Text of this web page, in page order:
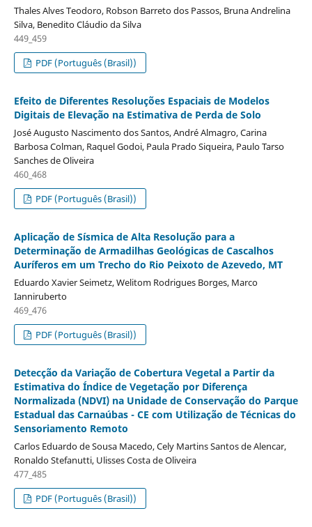
Thales Alves Teodoro, Robson Barreto dos Passos, Bruna Andrelina
Silva, Benedito Cláudio da Silva
449_459
PDF (Português (Brasil))
Efeito de Diferentes Resoluções Espaciais de Modelos
Digitais de Elevação na Estimativa de Perda de Solo
José Augusto Nascimento dos Santos, André Almagro, Carina
Barbosa Colman, Raquel Godoi, Paula Prado Siqueira, Paulo Tarso
Sanches de Oliveira
460_468
PDF (Português (Brasil))
Aplicação de Sísmica de Alta Resolução para a
Determinação de Armadilhas Geológicas de Cascalhos
Auríferos em um Trecho do Rio Peixoto de Azevedo, MT
Eduardo Xavier Seimetz, Welitom Rodrigues Borges, Marco
Ianniruberto
469_476
PDF (Português (Brasil))
Detecção da Variação de Cobertura Vegetal a Partir da
Estimativa do Índice de Vegetação por Diferença
Normalizada (NDVI) na Unidade de Conservação do Parque
Estadual das Carnaúbas - CE com Utilização de Técnicas do
Sensoriamento Remoto
Carlos Eduardo de Sousa Macedo, Cely Martins Santos de Alencar,
Ronaldo Stefanutti, Ulisses Costa de Oliveira
477_485
PDF (Português (Brasil))